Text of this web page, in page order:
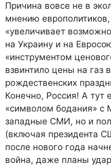
Причина вовсе не в
мнению
«увеличивает
на Украину и на
«инструментом
взвинтило цены на газ
рождественских
Конечно, Россия! А тут
«символом бодания» с
западные СМИ, но и
(включая президента
после нового года
война, даже планы